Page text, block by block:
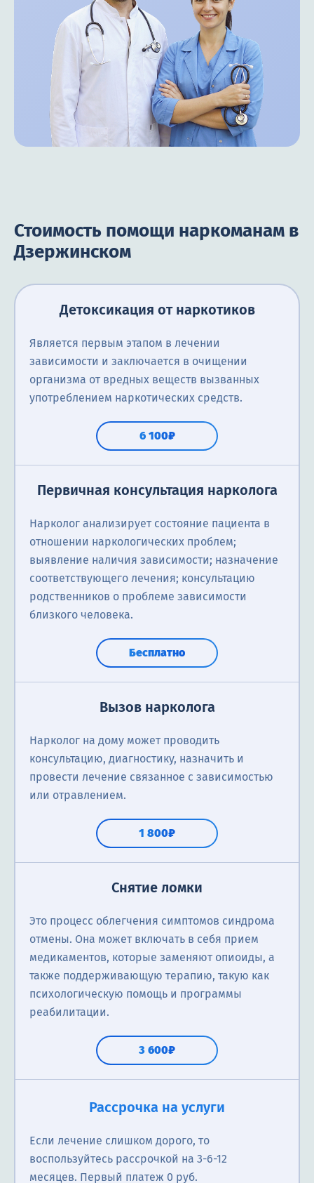
Стоимость помощи наркоманам в
Дзержинском
Детоксикация от наркотиков
Является первым этапом в лечении
зависимости и заключается в очищении
организма от вредных веществ вызванных
употреблением наркотических средств.
6 100₽
Первичная консультация нарколога
Нарколог анализирует состояние пациента в
отношении наркологических проблем;
выявление наличия зависимости; назначение
соответствующего лечения; консультацию
родственников о проблеме зависимости
близкого человека.
Бесплатно
Вызов нарколога
Нарколог на дому может проводить
консультацию, диагностику, назначить и
провести лечение связанное с зависимостью
или отравлением.
1 800₽
Снятие ломки
Это процесс облегчения симптомов синдрома
отмены. Она может включать в себя прием
медикаментов, которые заменяют опиоиды, а
также поддерживающую терапию, такую как
психологическую помощь и программы
реабилитации.
3 600₽
наличии острой медицинской проблемы связанной
с употреблением наркотиков или алкоголя.
зависимости от конкретных потребностей
пациентов, но они обычно включают в себя
медицинское лечение, психологическую поддержку
лечение, включающее в себя медицинские,
психологические и социальные аспекты.
отношении наркологических проблем; выявление
наличия наркотической зависимости; назначение
Рассрочка на услуги
Если лечение слишком дорого, то
воспользуйтесь рассрочкой на 3-6-12
месяцев. Первый платеж 0 руб.